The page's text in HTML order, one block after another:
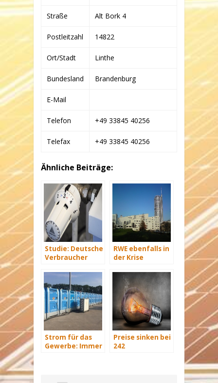
Straße Alt Bork 4
Postleitzahl 14822
Ort/Stadt Linthe
Bundesland Brandenburg
E-Mail
Telefon +49 33845 40256
Telefax +49 33845 40256
Ähnliche Beiträge:
Studie: Deutsche
Verbraucher
Hunderte Euro
an Heizkosten
RWE ebenfalls in
der Krise
Strom für das
Gewerbe: Immer
Preise sinken bei
242